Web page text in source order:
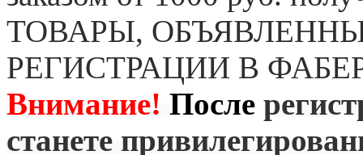
ТОВАРЫ,
РЕГИСТРАЦИИ В
Внимание! После
станете